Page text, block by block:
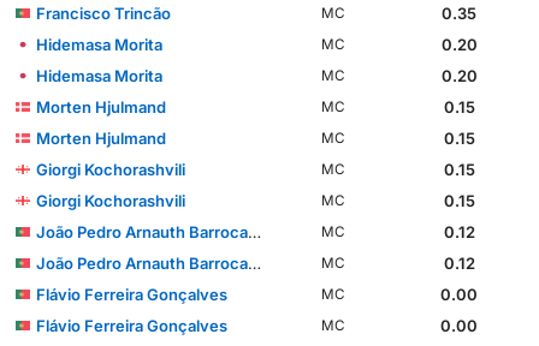
Francisco Trincão
MC
0.35
Hidemasa Morita
MC
0.20
Hidemasa Morita
MC
0.20
Morten Hjulmand
MC
0.15
Morten Hjulmand
MC
0.15
Giorgi Kochorashvili
MC
0.15
Giorgi Kochorashvili
MC
0.15
João Pedro Arnauth Barrocas Simões
MC
0.12
João Pedro Arnauth Barrocas Simões
MC
0.12
Flávio Ferreira Gonçalves
MC
0.00
Flávio Ferreira Gonçalves
MC
0.00